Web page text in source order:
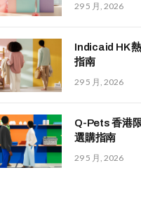
29 5 月, 2026
Indicaid HK
指南
29 5 月, 2026
Q-Pets 香港
選購指南
29 5 月, 2026